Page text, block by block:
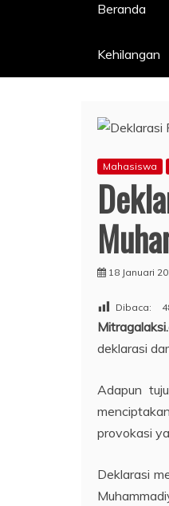
Beranda
Kehilangan
Mahasiswa
18 Januari
Dibaca:
deklarasi
Adapun
provokasi
Deklarasi